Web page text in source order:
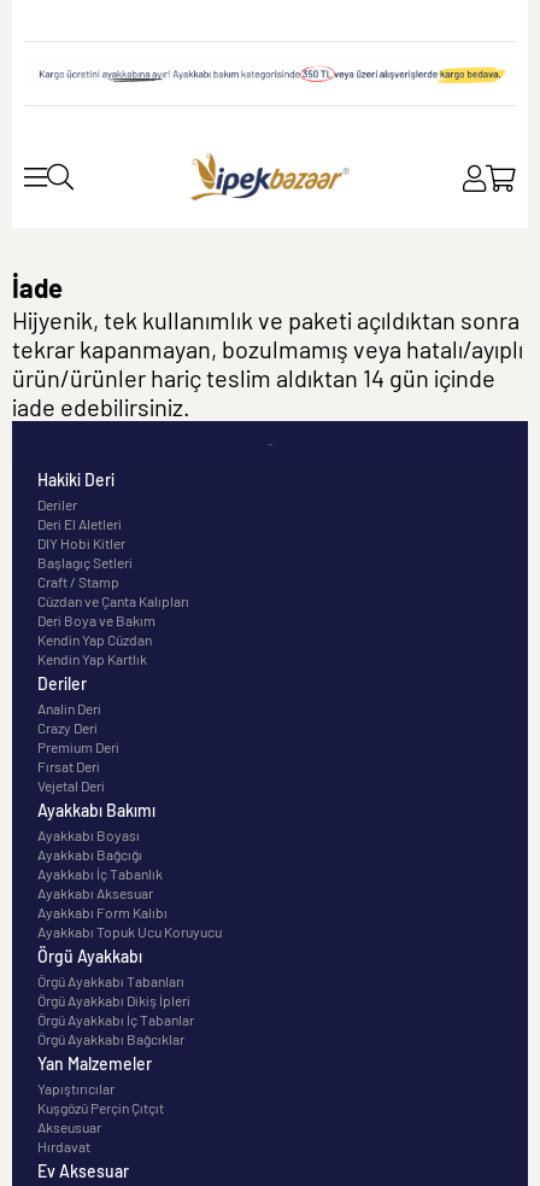
İade
Hijyenik, tek kullanımlık ve paketi açıldıktan sonra
tekrar kapanmayan, bozulmamış veya hatalı/ayıplı
ürün/ürünler hariç teslim aldıktan 14 gün içinde
iade edebilirsiniz.
-
Hakiki Deri
Deriler
Deri El Aletleri
DIY Hobi Kitler
Başlagıç Setleri
Craft / Stamp
Cüzdan ve Çanta Kalıpları
Deri Boya ve Bakım
Kendin Yap Cüzdan
Kendin Yap Kartlık
Deriler
Analin Deri
Crazy Deri
Premium Deri
Fırsat Deri
Vejetal Deri
Ayakkabı Bakımı
Ayakkabı Boyası
Ayakkabı Bağcığı
Ayakkabı İç Tabanlık
Ayakkabı Aksesuar
Ayakkabı Form Kalıbı
Ayakkabı Topuk Ucu Koruyucu
Örgü Ayakkabı
Örgü Ayakkabı Tabanları
Örgü Ayakkabı Dikiş İpleri
Örgü Ayakkabı İç Tabanlar
Örgü Ayakkabı Bağcıklar
Yan Malzemeler
Yapıştırıcılar
Kuşgözü Perçin Çıtçıt
Akseusuar
Hırdavat
Ev Aksesuar